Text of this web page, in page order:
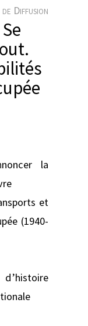
Diffusion
la
et
(1940-